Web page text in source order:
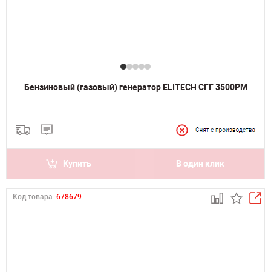
Бензиновый (газовый) генератор ELITECH СГГ 3500РМ
Купить В один клик
Код товара: 678679